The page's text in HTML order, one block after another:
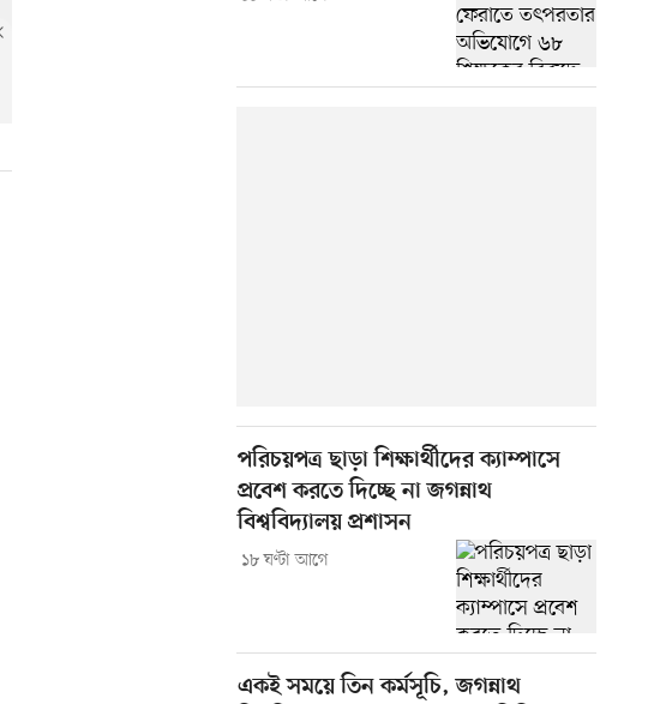
পরিচয়পত্র ছাড়া শিক্ষার্থীদের ক্যাম্পাসে
প্রবেশ করতে দিচ্ছে না জগন্নাথ
বিশ্ববিদ্যালয় প্রশাসন
১৮ ঘণ্টা আগে
একই সময়ে তিন কর্মসূচি, জগন্নাথ